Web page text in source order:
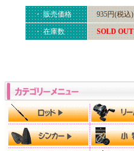
・ 販売価格 935円(税込)
・ 在庫数 SOLD OUT